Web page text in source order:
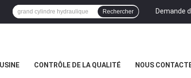
Demande
Rechercher
CONTRÔLE DE LA QUALITÉ NOUS